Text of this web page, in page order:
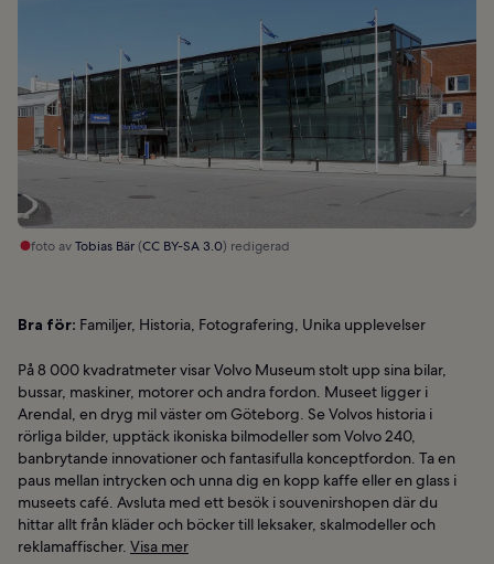
foto avTobias Bär(CC BY-SA 3.0) redigerad
Bra för: Familjer, Historia, Fotografering, Unika upplevelser
På 8 000 kvadratmeter visar Volvo Museum stolt upp sina bilar,
bussar, maskiner, motorer och andra fordon. Museet ligger i
Arendal, en dryg mil väster om Göteborg. Se Volvos historia i
rörliga bilder, upptäck ikoniska bilmodeller som Volvo 240,
banbrytande innovationer och fantasifulla konceptfordon. Ta en
paus mellan intrycken och unna dig en kopp kaffe eller en glass i
museets café. Avsluta med ett besök i souvenirshopen där du
hittar allt från kläder och böcker till leksaker, skalmodeller och
reklamaffischer. Visa mer